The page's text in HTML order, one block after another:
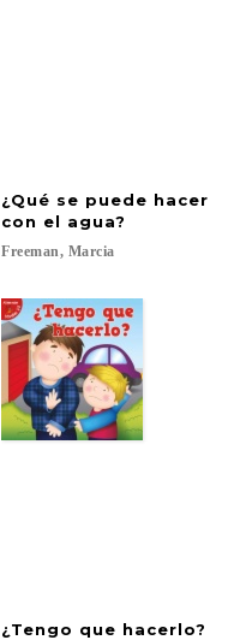
¿Qué se puede hacer
con el agua?
Freeman, Marcia
¿Tengo que hacerlo?